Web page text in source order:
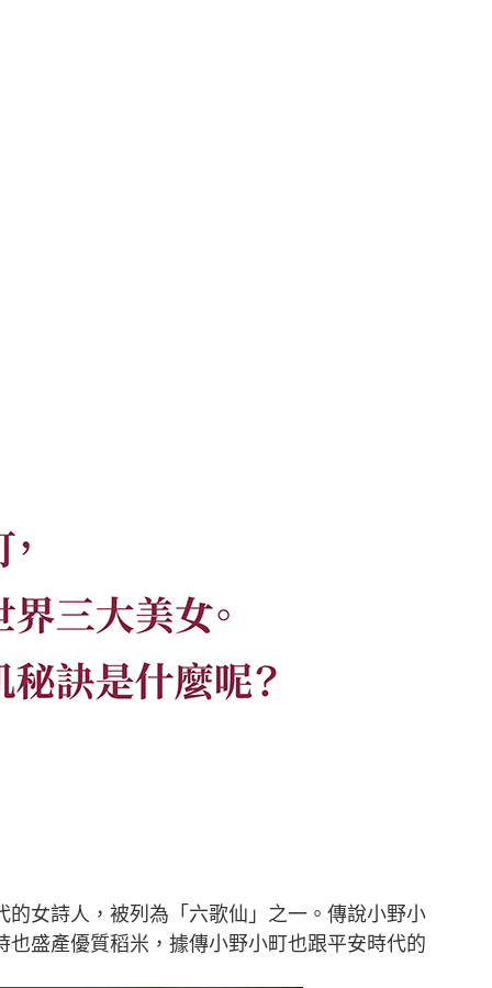
女詩人，被列為「六歌仙」之一。傳說小野小
盛產優質稻米，據傳小野小町也跟平安時代的